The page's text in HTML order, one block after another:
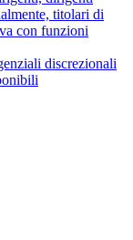
titolari di
con funzioni
discrezionali